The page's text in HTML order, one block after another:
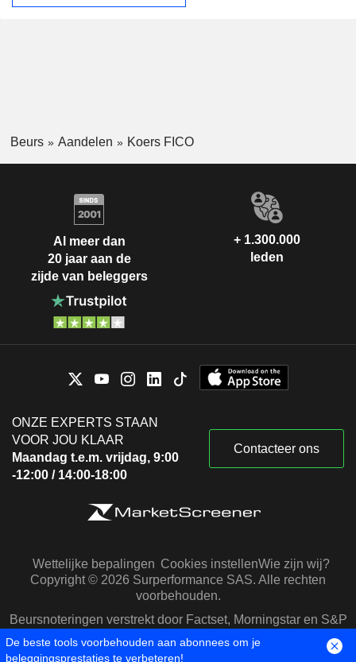
Beurs Aandelen Koers FICO
Al meer dan
20 jaar aan de
zijde van beleggers
+ 1.300.000
leden
ONZE EXPERTS STAAN
VOOR JOU KLAAR
Maandag t.e.m. vrijdag, 9:00
-12:00 / 14:00-18:00
Contacteer ons
Wettelijke bepalingen Cookies instellenWie zijn wij?
Copyright © 2026 Surperformance SAS. Alle rechten
voorbehouden.
Beursnoteringen verstrekt door Factset, Morningstar en S&P
Capital IQ
De beste tools voorbehouden aan abonnees om je
beleggingsprestaties te verbeteren!